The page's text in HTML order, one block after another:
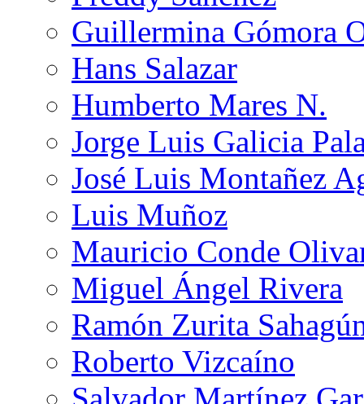
Guillermina Gómora
Hans Salazar
Humberto Mares N.
Jorge Luis Galicia
José Luis Montañez
Luis Muñoz
Mauricio Conde
Miguel Ángel Rivera
Ramón Zurita
Roberto Vizcaíno